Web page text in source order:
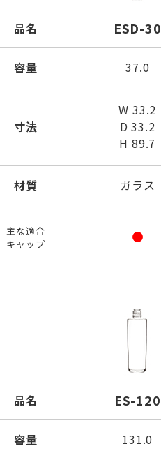
品名
容量
寸法
材質
主な適合
キャップ
ESD-30
37.0
W 33.2
D 33.2
H 89.7
ガラス
品名
容量
ES-120
131.0